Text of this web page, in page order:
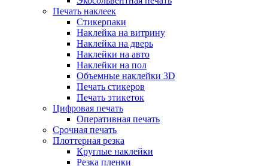
Печать наклеек
Стикерпаки
Наклейка на витрину
Наклейка на дверь
Наклейки на авто
Наклейки на пол
Объемные наклейки 3D
Печать стикеров
Печать этикеток
Цифровая печать
Оперативная печать
Срочная печать
Плоттерная резка
Круглые наклейки
Резка пленки